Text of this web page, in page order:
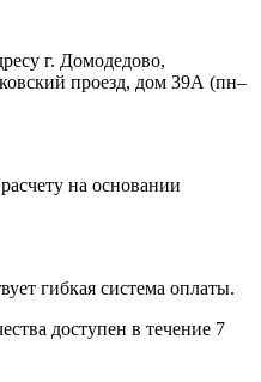
г. Домодедово,
проезд, дом 39А (пн–
на основании
гибкая система оплаты.
доступен в течение 7